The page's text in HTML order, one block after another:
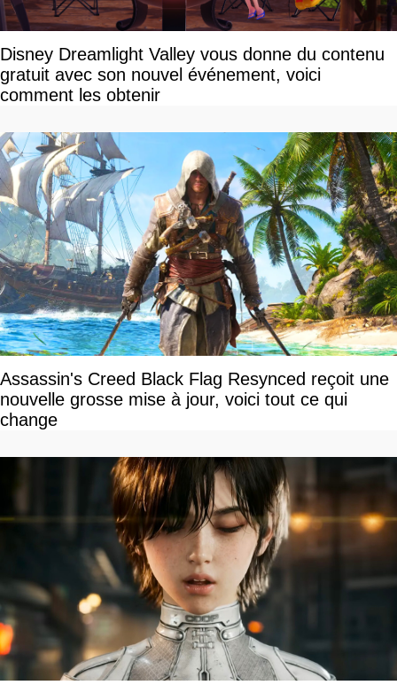
Disney Dreamlight Valley vous donne du contenu
gratuit avec son nouvel événement, voici
comment les obtenir
Assassin's Creed Black Flag Resynced reçoit une
nouvelle grosse mise à jour, voici tout ce qui
change